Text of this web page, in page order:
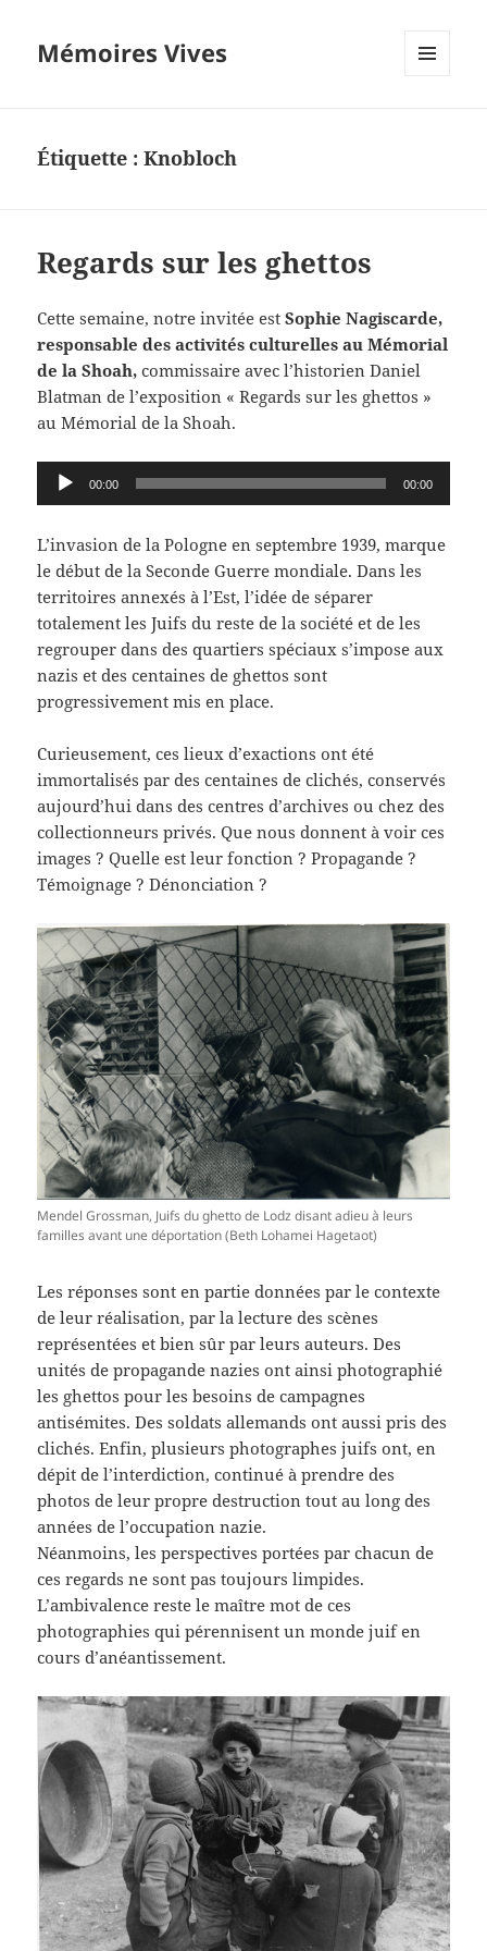
Mémoires Vives
Étiquette :Knobloch
Regards sur les ghettos
Cette semaine, notre invitée est Sophie Nagiscarde,
responsable des activités culturelles au Mémorial
de la Shoah, commissaire avec l’historien Daniel
Blatman de l’exposition « Regards sur les ghettos »
au Mémorial de la Shoah.
Lecteur
audio
00:00 00:00
L’invasion de la Pologne en septembre 1939, marque
le début de la Seconde Guerre mondiale. Dans les
territoires annexés à l’Est, l’idée de séparer
totalement les Juifs du reste de la société et de les
regrouper dans des quartiers spéciaux s’impose aux
nazis et des centaines de ghettos sont
progressivement mis en place.
Curieusement, ces lieux d’exactions ont été
immortalisés par des centaines de clichés, conservés
aujourd’hui dans des centres d’archives ou chez des
collectionneurs privés. Que nous donnent à voir ces
images ? Quelle est leur fonction ? Propagande ?
Témoignage ? Dénonciation ?
Mendel Grossman, Juifs du ghetto de Lodz disant adieu à leurs
familles avant une déportation (Beth Lohamei Hagetaot)
Les réponses sont en partie données par le contexte
de leur réalisation, par la lecture des scènes
représentées et bien sûr par leurs auteurs. Des
unités de propagande nazies ont ainsi photographié
les ghettos pour les besoins de campagnes
antisémites. Des soldats allemands ont aussi pris des
clichés. Enfin, plusieurs photographes juifs ont, en
dépit de l’interdiction, continué à prendre des
photos de leur propre destruction tout au long des
années de l’occupation nazie.
Néanmoins, les perspectives portées par chacun de
ces regards ne sont pas toujours limpides.
L’ambivalence reste le maître mot de ces
photographies qui pérennisent un monde juif en
cours d’anéantissement.